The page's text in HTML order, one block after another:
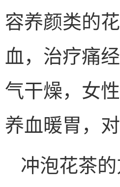
容养颜类的
血，治疗痛
气干燥，女
养血暖胃，
冲泡花茶